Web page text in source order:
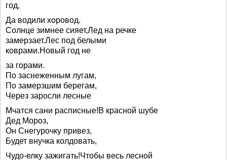
год,
Да водили хоровод.
Солнце зимнее сияет,Лед на речке
замерзает.Лес под белыми
коврами.Новый год не
за горами.
По заснеженным лугам,
По замерзшим берегам,
Через заросли лесные
Мчатся сани расписные!В красной шубе
Дед Мороз,
Он Снегурочку привез,
Будет внучка колдовать,
Чудо-елку зажигать!Чтобы весь лесной